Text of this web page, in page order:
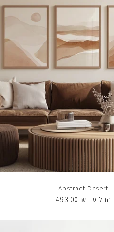
Abstract Desert
החל מ -
493.00 ₪